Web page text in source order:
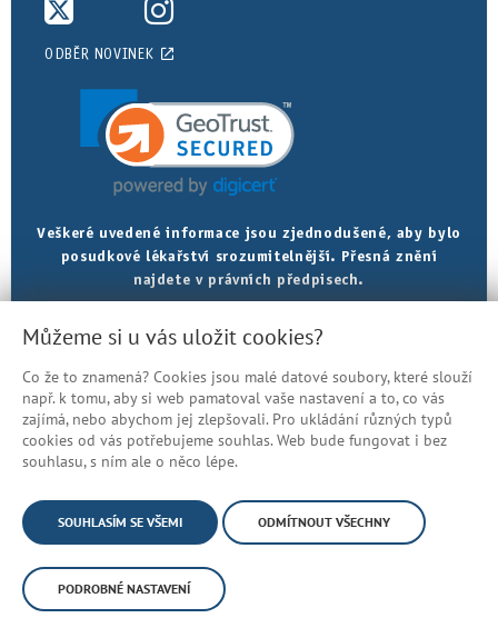
ODBĚR NOVINEK
Veškeré uvedené informace jsou zjednodušené, aby bylo
posudkové lékařství srozumitelnější. Přesná znění
najdete v právních předpisech.
Prohlášení o přístupnosti
Mapa stránek
© Česká správa sociálního zabezpečení
Můžeme si u vás uložit cookies?
Co že to znamená? Cookies jsou malé datové soubory, které slouží
např. k tomu, aby si web pamatoval vaše nastavení a to, co vás
zajímá, nebo abychom jej zlepšovali. Pro ukládání různých typů
cookies od vás potřebujeme souhlas. Web bude fungovat i bez
souhlasu, s ním ale o něco lépe.
SOUHLASÍM SE VŠEMI ODMÍTNOUT VŠECHNY
PODROBNÉ NASTAVENÍ